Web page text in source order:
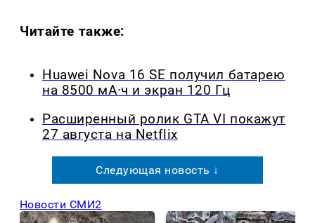
Читайте также:
Huawei Nova 16 SE получил батарею
на 8500 мА·ч и экран 120 Гц
Расширенный ролик GTA VI покажут
27 августа на Netflix
Следующая новость ↓
Новости СМИ2